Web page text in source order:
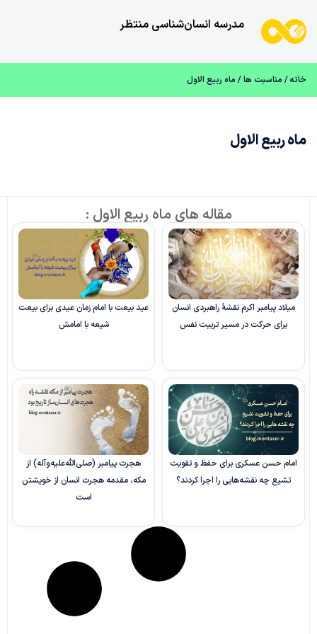
مدرسه انسان‌شناسی منتظر
خانه/ مناسبت ها/ ماه ربیع الاول
ماه ربیع الاول
مقاله های ماه ربیع الاول :
میلاد پیامبر اکرم نقشۀ راهبردی انسان
برای حرکت در مسیر تربیت نفس
عید بیعت با امام زمان عیدی برای بیعت
شیعه با امامش
امام حسن عسکری برای حفظ و تقویت
تشیع چه نقشه‌هایی را اجرا کردند؟
هجرت پیامبر (صلی‌الله‌علیه‌وآله) از
مکه، مقدمه هجرت انسان از خویشتن
است